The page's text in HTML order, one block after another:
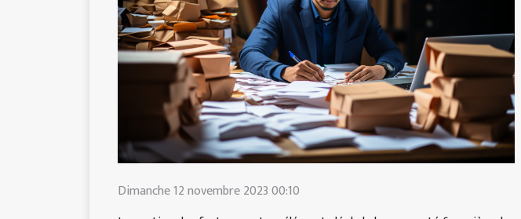
Dimanche 12 novembre 2023 00:10